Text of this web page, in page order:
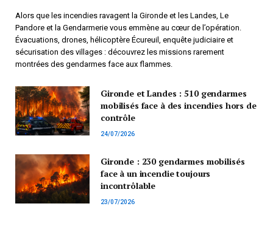
Alors que les incendies ravagent la Gironde et les Landes, Le
Pandore et la Gendarmerie vous emmène au cœur de l’opération.
Évacuations, drones, hélicoptère Écureuil, enquête judiciaire et
sécurisation des villages : découvrez les missions rarement
montrées des gendarmes face aux flammes.
Gironde et Landes : 510 gendarmes
mobilisés face à des incendies hors de
contrôle
24/07/2026
Gironde : 230 gendarmes mobilisés
face à un incendie toujours
incontrôlable
23/07/2026